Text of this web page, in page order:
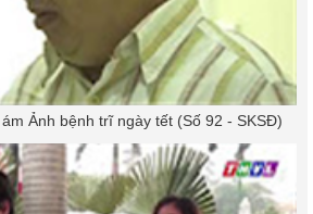
Ảnh bệnh trĩ ngày tết (Số 92 - SKSĐ)